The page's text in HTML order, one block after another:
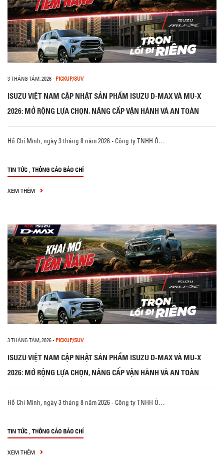
3 THÁNG TÁM, 2026- PICKUP/SUV
ISUZU VIỆT NAM CẬP NHẬT SẢN PHẨM ISUZU D-MAX VÀ MU-X
2026: MỞ RỘNG LỰA CHỌN, NÂNG CẤP VẬN HÀNH VÀ AN TOÀN
Hồ Chí Minh, ngày 3 tháng 8 năm 2026 - Công ty TNHH Ô…
TIN TỨC , THÔNG CÁO BÁO CHÍ
XEM THÊM
3 THÁNG TÁM, 2026- PICKUP/SUV
ISUZU VIỆT NAM CẬP NHẬT SẢN PHẨM ISUZU D-MAX VÀ MU-X
2026: MỞ RỘNG LỰA CHỌN, NÂNG CẤP VẬN HÀNH VÀ AN TOÀN
Hồ Chí Minh, ngày 3 tháng 8 năm 2026 - Công ty TNHH Ô…
TIN TỨC , THÔNG CÁO BÁO CHÍ
XEM THÊM